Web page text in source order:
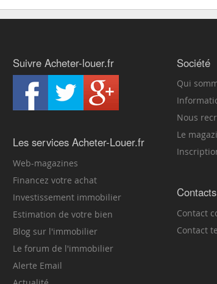
Suivre Acheter-louer.fr
Les services Acheter-Louer.fr
Web-magazines
Financez votre achat
Investissement immobilier
Estimation de votre bien
Blog sur l'immobilier
Le forum de l'immobilier
Alerte Email
Société
Qui
Nous
Le
Contacts
Contact
Contact